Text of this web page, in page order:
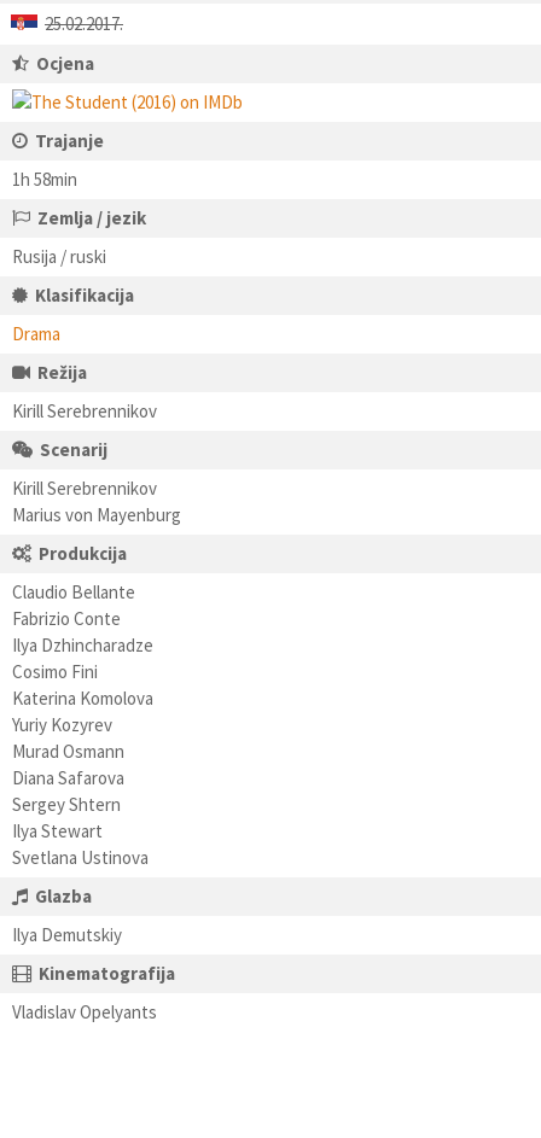
25.02.2017.
Ocjena
Trajanje
1h 58min
Zemlja / jezik
Rusija / ruski
Klasifikacija
Drama
Režija
Kirill Serebrennikov
Scenarij
Kirill Serebrennikov
Marius von Mayenburg
Produkcija
Claudio Bellante
Fabrizio Conte
Ilya Dzhincharadze
Cosimo Fini
Katerina Komolova
Yuriy Kozyrev
Murad Osmann
Diana Safarova
Sergey Shtern
Ilya Stewart
Svetlana Ustinova
Glazba
Ilya Demutskiy
Kinematografija
Vladislav Opelyants